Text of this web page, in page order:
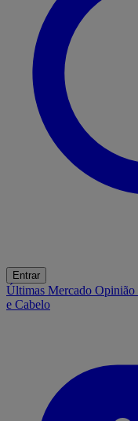
Entrar
Últimas Mercado Opinião
e Cabelo